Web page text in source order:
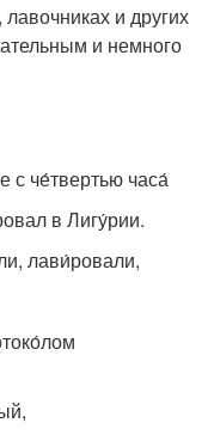
и других
и немного
с че́твертью часа́
в Лигу́рии.
лави́ровали,